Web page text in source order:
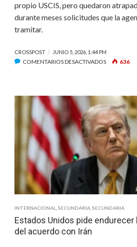
propio USCIS, pero quedaron
durante meses solicitudes que la
tramitar.
CROSSPOST JUNIO 5, 2026, 1:44 PM
COMENTARIOS DESACTIVADOSEN
TRUMP
SON
ILEGALES
POR
UN
JUEZ
FEDERAL
636
INTERNACIONAL SECUNDARIA SECUNDARIA
Estados Unidos pide
del acuerdo con Irán